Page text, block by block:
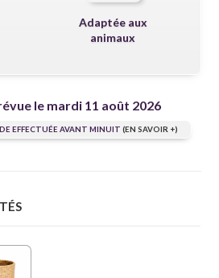
Adaptée aux
animaux
le mardi 11 août 2026
EFFECTUÉE AVANT MINUIT (EN SAVOIR +)